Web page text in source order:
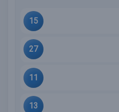
15
27
11
13